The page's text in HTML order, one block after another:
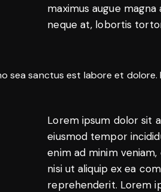
maximus augue
neque at, lobortis
sea sanctus est labore et dolore.
Lorem ipsum dolor sit
eiusmod tempor
enim ad minim
nisi ut aliquip ex ea
reprehenderit. Lorem